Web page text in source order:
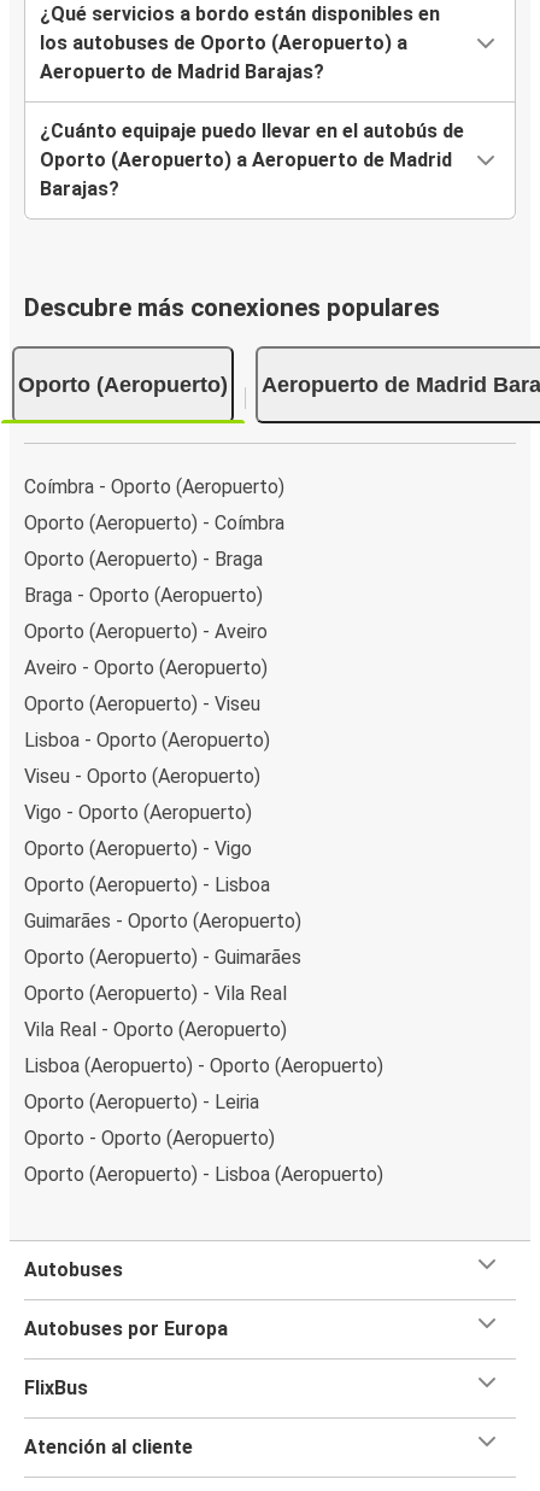
¿Qué servicios a bordo están disponibles en
los autobuses de Oporto (Aeropuerto) a
Aeropuerto de Madrid Barajas?
¿Cuánto equipaje puedo llevar en el autobús de
Oporto (Aeropuerto) a Aeropuerto de Madrid
Barajas?
Descubre más conexiones populares
Oporto (Aeropuerto) Aeropuerto de Madrid
Coímbra - Oporto (Aeropuerto)
Oporto (Aeropuerto) - Coímbra
Oporto (Aeropuerto) - Braga
Braga - Oporto (Aeropuerto)
Oporto (Aeropuerto) - Aveiro
Aveiro - Oporto (Aeropuerto)
Oporto (Aeropuerto) - Viseu
Lisboa - Oporto (Aeropuerto)
Viseu - Oporto (Aeropuerto)
Vigo - Oporto (Aeropuerto)
Oporto (Aeropuerto) - Vigo
Oporto (Aeropuerto) - Lisboa
Guimarães - Oporto (Aeropuerto)
Oporto (Aeropuerto) - Guimarães
Oporto (Aeropuerto) - Vila Real
Vila Real - Oporto (Aeropuerto)
Lisboa (Aeropuerto) - Oporto (Aeropuerto)
Oporto (Aeropuerto) - Leiria
Oporto - Oporto (Aeropuerto)
Oporto (Aeropuerto) - Lisboa (Aeropuerto)
Autobuses
Autobuses por Europa
FlixBus
Atención al cliente